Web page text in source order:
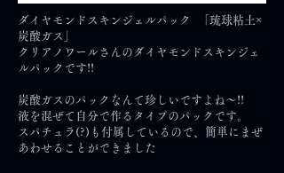
ダイヤモンドスキンジェルパック 「琉球粘土×
炭酸ガス」
クリアノワールさんのダイヤモンドスキンジェ
ルパックです!!
炭酸ガスのパックなんて珍しいですよね〜!!
液を混ぜて自分で作るタイプのパックです。
スパチュラ(?)も付属しているので、簡単にまぜ
あわせることができました